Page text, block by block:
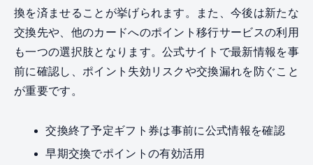
換を済ませることが挙げられます。また、今後は新たな
交換先や、他のカードへのポイント移行サービスの利用
も一つの選択肢となります。公式サイトで最新情報を事
前に確認し、ポイント失効リスクや交換漏れを防ぐこと
が重要です。
交換終了予定ギフト券は事前に公式情報を確認
早期交換でポイントの有効活用